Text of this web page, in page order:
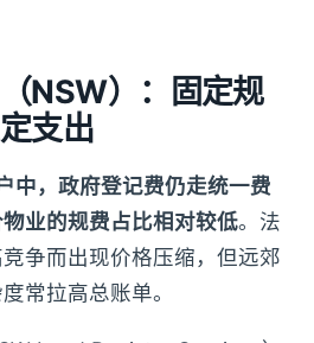
NSW）：固定规
支出
中，政府登记费仍走统一费
业的规费占比相对较低。法
争而出现价格压缩，但远郊
常拉高总账单。